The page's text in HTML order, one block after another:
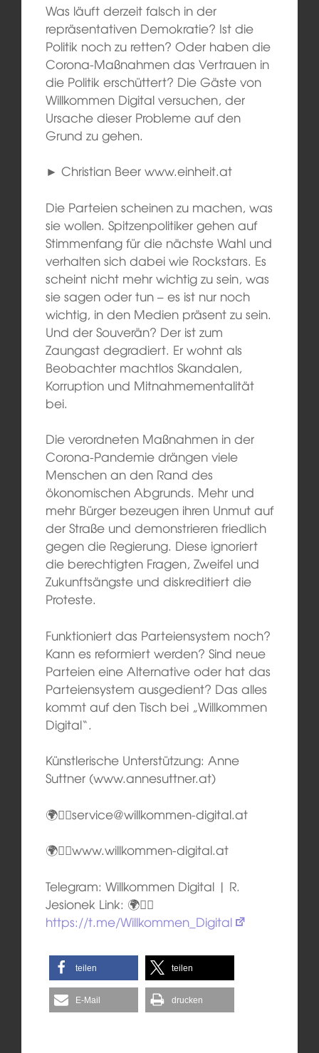
Was läuft derzeit falsch in der
repräsentativen Demokratie? Ist die
Politik noch zu retten? Oder haben die
Corona-Maßnahmen das Vertrauen in
die Politik erschüttert? Die Gäste von
Willkommen Digital versuchen, der
Ursache dieser Probleme auf den
Grund zu gehen.
► Christian Beer www.einheit.at
Die Parteien scheinen zu machen, was
sie wollen. Spitzenpolitiker gehen auf
Stimmenfang für die nächste Wahl und
verhalten sich dabei wie Rockstars. Es
scheint nicht mehr wichtig zu sein, was
sie sagen oder tun – es ist nur noch
wichtig, in den Medien präsent zu sein.
Und der Souverän? Der ist zum
Zaungast degradiert. Er wohnt als
Beobachter machtlos Skandalen,
Korruption und Mitnahmementalität
bei.
Die verordneten Maßnahmen in der
Corona-Pandemie drängen viele
Menschen an den Rand des
ökonomischen Abgrunds. Mehr und
mehr Bürger bezeugen ihren Unmut auf
der Straße und demonstrieren friedlich
gegen die Regierung. Diese ignoriert
die berechtigten Fragen, Zweifel und
Zukunftsängste und diskreditiert die
Proteste.
Funktioniert das Parteiensystem noch?
Kann es reformiert werden? Sind neue
Parteien eine Alternative oder hat das
Parteiensystem ausgedient? Das alles
kommt auf den Tisch bei „Willkommen
Digital“.
Künstlerische Unterstützung: Anne
Suttner (www.annesuttner.at)
🌍👉🏼service@willkommen-digital.at
🌍👉🏼www.willkommen-digital.at
Telegram: Willkommen Digital | R.
Jesionek Link: 🌍👉🏽
https://t.me/Willkommen_Digital
teilen teilen
E-Mail drucken